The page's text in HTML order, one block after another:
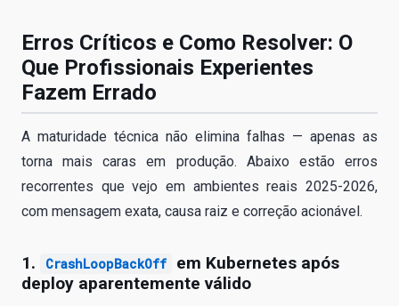
Erros Críticos e Como Resolver: O
Que Profissionais Experientes
Fazem Errado
A maturidade técnica não elimina falhas — apenas as
torna mais caras em produção. Abaixo estão erros
recorrentes que vejo em ambientes reais 2025-2026,
com mensagem exata, causa raiz e correção acionável.
1. CrashLoopBackOff
em Kubernetes após
deploy aparentemente válido